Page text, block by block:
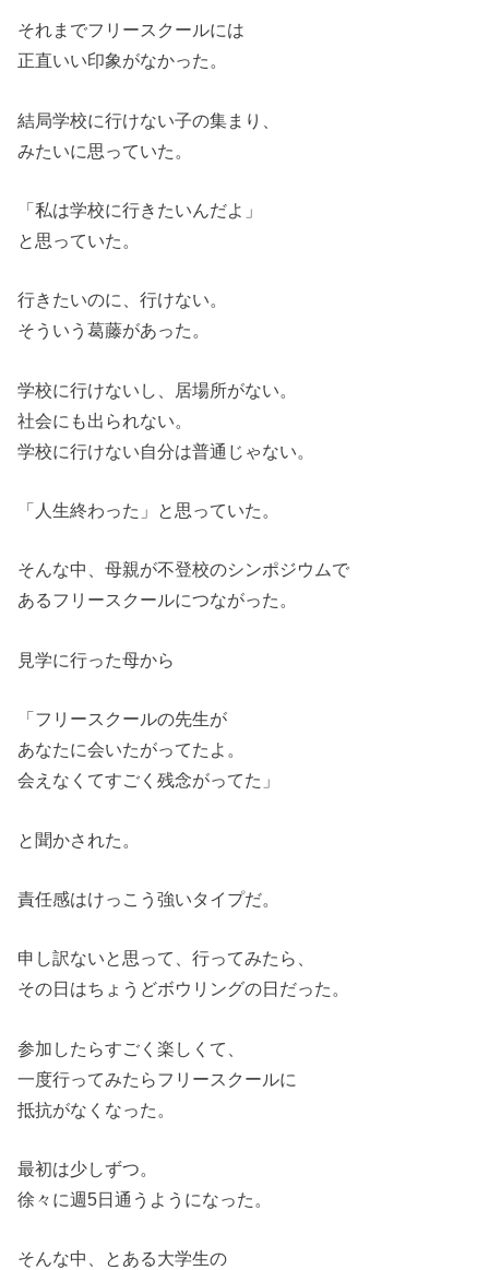
それまでフリースクールには
正直いい印象がなかった。
結局学校に行けない子の集まり、
みたいに思っていた。
「私は学校に行きたいんだよ」
と思っていた。
行きたいのに、行けない。
そういう葛藤があった。
学校に行けないし、居場所がない。
社会にも出られない。
学校に行けない自分は普通じゃない。
「人生終わった」と思っていた。
そんな中、母親が不登校のシンポジウムで
あるフリースクールにつながった。
見学に行った母から
「フリースクールの先生が
あなたに会いたがってたよ。
会えなくてすごく残念がってた」
と聞かされた。
責任感はけっこう強いタイプだ。
申し訳ないと思って、行ってみたら、
その日はちょうどボウリングの日だった。
参加したらすごく楽しくて、
一度行ってみたらフリースクールに
抵抗がなくなった。
最初は少しずつ。
徐々に週5日通うようになった。
そんな中、とある大学生の